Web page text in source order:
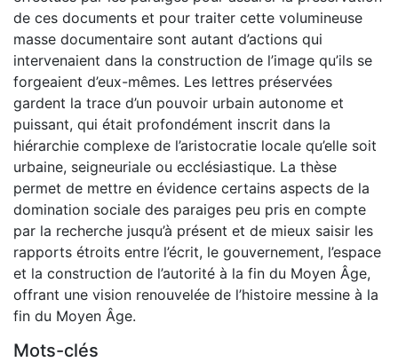
de ces documents et pour traiter cette volumineuse
masse documentaire sont autant d’actions qui
intervenaient dans la construction de l’image qu’ils se
forgeaient d’eux-mêmes. Les lettres préservées
gardent la trace d’un pouvoir urbain autonome et
puissant, qui était profondément inscrit dans la
hiérarchie complexe de l’aristocratie locale qu’elle soit
urbaine, seigneuriale ou ecclésiastique. La thèse
permet de mettre en évidence certains aspects de la
domination sociale des paraiges peu pris en compte
par la recherche jusqu’à présent et de mieux saisir les
rapports étroits entre l’écrit, le gouvernement, l’espace
et la construction de l’autorité à la fin du Moyen Âge,
offrant une vision renouvelée de l’histoire messine à la
fin du Moyen Âge.
Mots-clés